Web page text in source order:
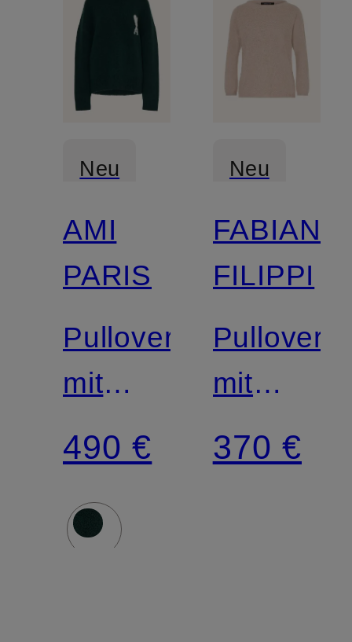
Neu
AMI
PARIS
Pullover
mit
Alpaka
490 €
Neu
FABIANA
FILIPPI
Pullover
mit
370 €